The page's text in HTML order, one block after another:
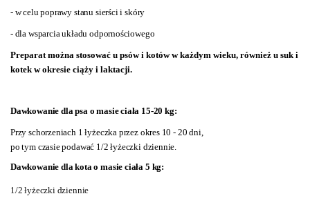
- w celu poprawy stanu sierści i skóry
- dla wsparcia układu odpornościowego
Preparat można stosować u psów i kotów w każdym wieku, również u suk i
kotek w okresie ciąży i laktacji.
Dawkowanie dla psa o masie ciała 15-20 kg:
Przy schorzeniach 1 łyżeczka przez okres 10 - 20 dni,
po tym czasie podawać 1/2 łyżeczki dziennie.
Dawkowanie dla kota o masie ciała 5 kg:
1/2 łyżeczki dziennie